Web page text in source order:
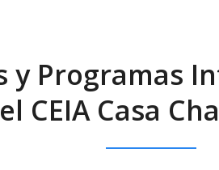
y Programas
CEIA Casa